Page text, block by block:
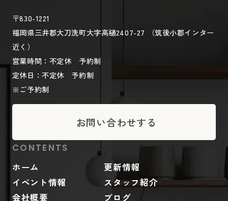
〒830-1221
福岡県三井郡大刀洗町大字高樋2407-27 （筑後小郡インター
近く）
営業時間：不定休 予約制
定休日：不定休 予約制
※ご予約制
お問い合わせする
CONTENTS
ホーム
更新情報
イベント情報
スタッフ紹介
会社概要
ブログ